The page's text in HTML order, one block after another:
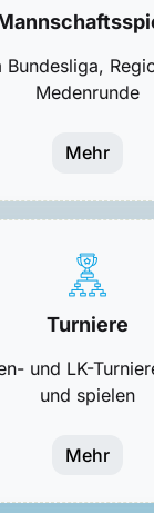
Bundesliga,
Medenrunde
Mehr
Turniere
und LK-
und spielen
Mehr